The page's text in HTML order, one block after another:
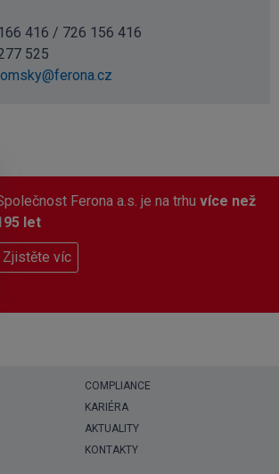
416 / 726 156 416
525
Ferona a.s. je na trhu více než
let
Zjistěte víc
COMPLIANCE
KARIÉRA
AKTUALITY
KONTAKTY